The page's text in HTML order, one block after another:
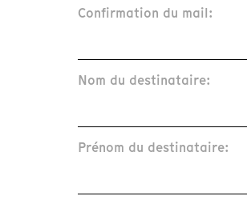
Confirmation du mail:
Nom du destinataire:
Prénom du destinataire: